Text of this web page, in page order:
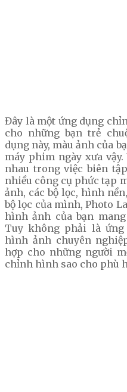
Đây là một ứng dụng
cho những bạn trẻ
dụng này, màu ảnh của
máy phim ngày xưa
nhau trong việc biên
nhiều công cụ phức tạp
ảnh, các bộ lọc, hình
bộ lọc của mình, Photo
hình ảnh của bạn
Tuy không phải là
hình ảnh chuyên
hợp cho những người
chỉnh hình sao cho phù